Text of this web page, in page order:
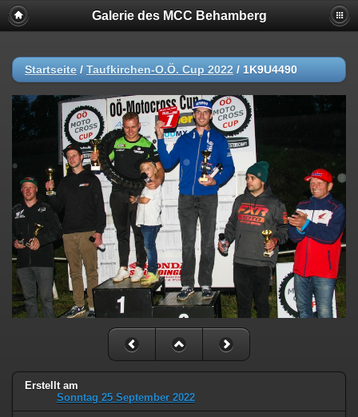
Galerie des MCC Behamberg
Startseite / Taufkirchen-O.Ö. Cup 2022 / 1K9U4490
Erstellt am
Sonntag 25 September 2022